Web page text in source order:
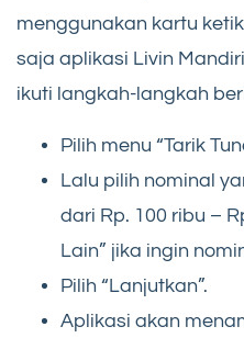
menggunakan kartu
saja aplikasi Livin
ikuti langkah-langkah
Pilih menu “Tarik
Lalu pilih nominal
dari Rp. 100 ribu –
Lain” jika ingin
Pilih “Lanjutkan”.
Aplikasi akan